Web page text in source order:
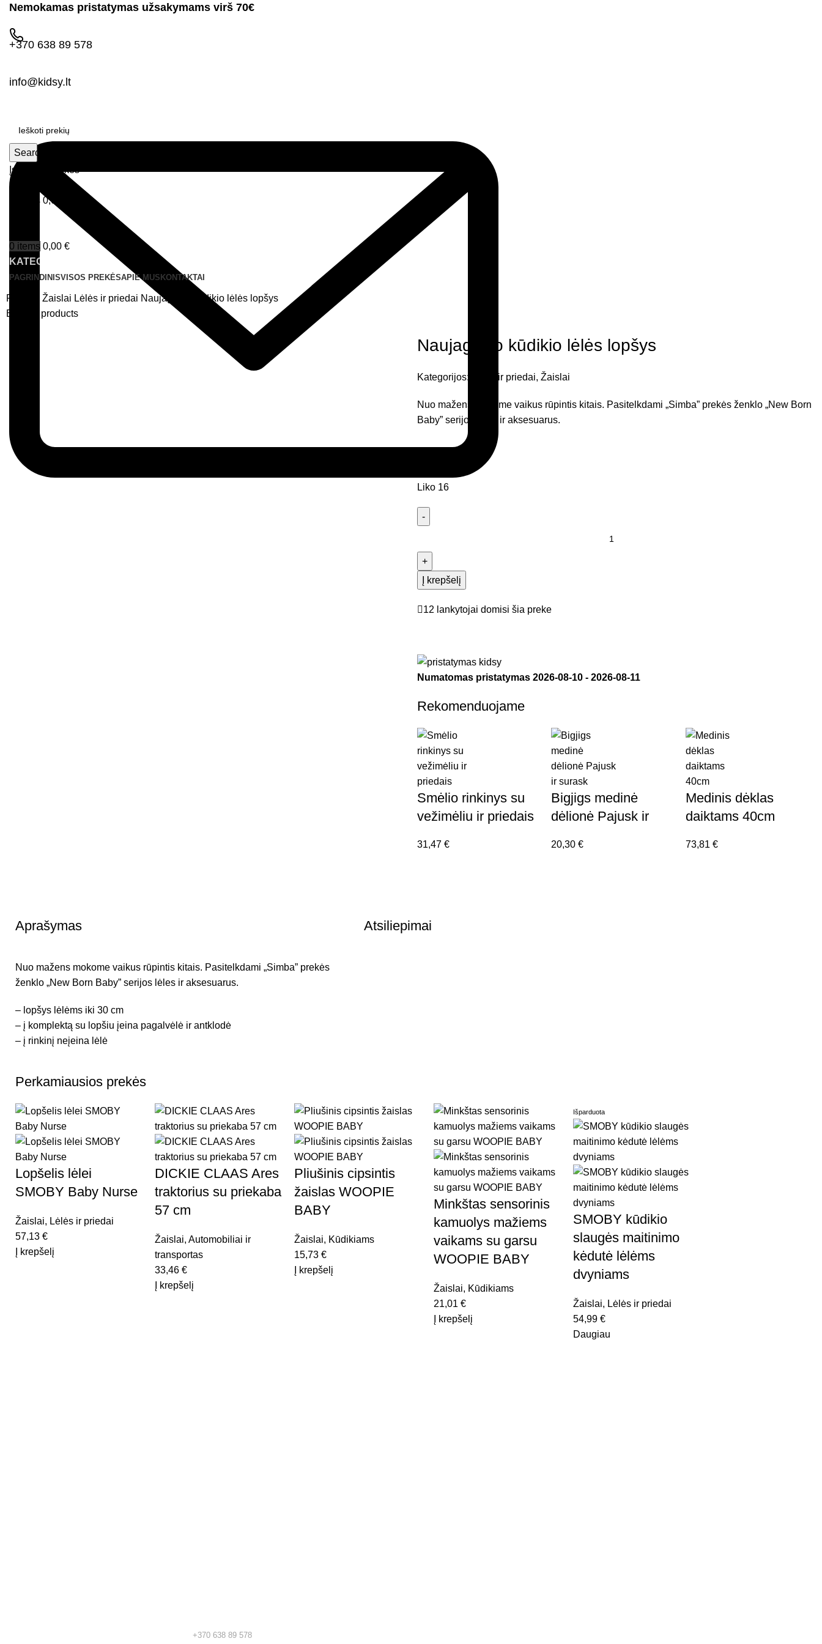
Nemokamas pristatymas užsakymams virš 70€
+370 638 89 578
info@kidsy.lt
Search
Įsimintos prekės
Prisijungimas
items 0,00
0 items 0,00 €
KATEGORIJOS
PAGRINDINISVISOS PREKĖSAPIE MUS KONTAKTAI
PradžiaŽaislai Lėlės ir priedai Naujagimio kūdikio lėlės lopšys
Back to products
Naujagimio kūdikio lėlės lopšys
Kategorijos: Lėlės ir priedai, Žaislai
Nuo mažens mokome vaikus rūpintis kitais. Pasitelkdami „Simba” prekės ženklo „New Born
Baby” serijos lėles ir aksesuarus.
Liko 16
Į krepšelį
12 lankytojai domisi šia preke
Numatomas pristatymas 2026-08-10 - 2026-08-11
Rekomenduojame
Smėlio rinkinys su
vežimėliu ir priedais
31,47 €
Bigjigs medinė
dėlionė Pajusk ir
20,30€
Medinis dėklas
daiktams 40cm
73,81 €
Aprašymas
Nuo mažens mokome vaikus rūpintis kitais. Pasitelkdami „Simba” prekės
ženklo „New Born Baby” serijos lėles ir aksesuarus.
– lopšys lėlėms iki 30 cm
– į komplektą su lopšiu įeina pagalvėlė ir antklodė
– į rinkinį neįeina lėlė
Atsiliepimai
Perkamiausios prekės
Lopšelis lėlei
SMOBY Baby Nurse
Žaislai, Lėlės ir priedai
57,13 €
Į krepšelį
DICKIE CLAAS Ares
traktorius su priekaba
57 cm
Žaislai, Automobiliai ir
transportas
33,46 €
Į krepšelį
Pliušinis cipsintis
žaislas WOOPIE
BABY
Žaislai, Kūdikiams
15,73 €
Į krepšelį
Minkštas sensorinis
kamuolys mažiems
vaikams su garsu
WOOPIE BABY
Žaislai, Kūdikiams
21,01 €
Į krepšelį
Išparduota
SMOBY kūdikio
slaugės maitinimo
kėdutė lėlėms
dvyniams
Žaislai, Lėlės ir priedai
54,99 €
Daugiau
+370 638 89 578